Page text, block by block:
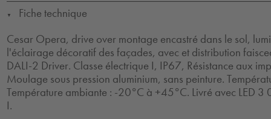
▼
Fiche technique
Cesar Opera, drive over montage encastré dans le sol,
l'éclairage décoratif des façades, avec et distribution
DALI-2 Driver. Classe électrique I, IP67, Résistance aux
Moulage sous pression aluminium, sans peinture.
Température ambiante : -20°C à +45°C. Livré avec LED 3
I.